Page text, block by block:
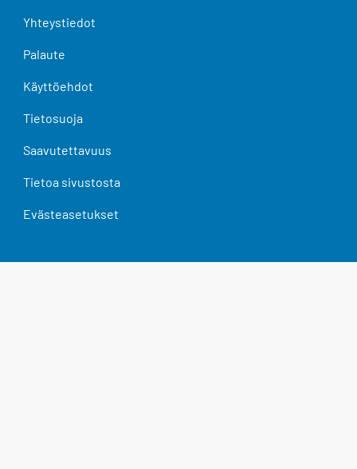
Yhteystiedot
Palaute
Käyttöehdot
Tietosuoja
Saavutettavuus
Tietoa sivustosta
Evästeasetukset